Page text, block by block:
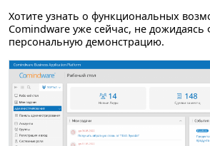
Хотите узнать о функциональных
Comindware уже сейчас, не дожидаясь
персональную демонстрацию.